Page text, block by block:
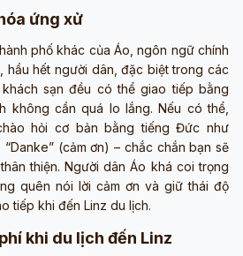
ứng xử
phố khác của Áo, ngôn ngữ chính
hầu hết người dân, đặc biệt trong các
sạn đều có thể giao tiếp bằng
không cần quá lo lắng. Nếu có thể,
hỏi cơ bản bằng tiếng Đức như
“Danke”(cảm ơn) – chắc chắn bạn sẽ
thiện. Người dân Áo khá coi trọng
quên nói lời cảm ơn và giữ thái độ
tiếp khi đến Linz du lịch.
khi du lịch đến Linz